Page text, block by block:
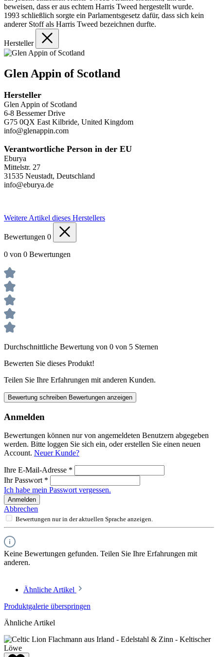
beweisen, dass er aus echtem Harris Tweed hergestellt wurde.
1993 schließlich sorgte ein Parlamentsgesetz dafür, dass sich kein
anderer Stoff als Harris Tweed bezeichnen durfte.
Hersteller
Glen Appin of Scotland
Hersteller
Glen Appin of Scotland
6-8 Bessemer Drive
G75 0QX East Kilbride, United Kingdom
info@glenappin.com
Verantwortliche Person in der EU
Eburya
Mittelstr. 27
31535 Neustadt, Deutschland
info@eburya.de
Weitere Artikel dieses Herstellers
Bewertungen 0
0 von 0 Bewertungen
Durchschnittliche Bewertung von 0 von 5 Sternen
Bewerten Sie dieses Produkt!
Teilen Sie Ihre Erfahrungen mit anderen Kunden.
Bewertung schreiben Bewertungen anzeigen
Anmelden
Bewertungen können nur von angemeldeten Benutzern abgegeben
werden. Bitte loggen Sie sich ein, oder erstellen Sie einen neuen
Account. Neuer Kunde?
Ihre E-Mail-Adresse *
Ihr Passwort *
Ich habe mein Passwort vergessen.
Anmelden
Abbrechen
Bewertungen nur in der aktuellen Sprache anzeigen.
Keine Bewertungen gefunden. Teilen Sie Ihre Erfahrungen mit
anderen.
Ähnliche Artikel
Produktgalerie überspringen
Ähnliche Artikel